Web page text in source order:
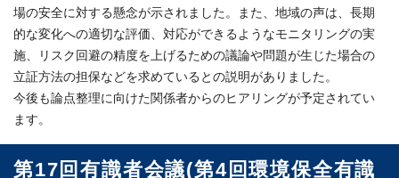
場の安全に対する懸念が示されました。また、地域の声は、長期
的な変化への適切な評価、対応ができるようなモニタリングの実
施、リスク回避の精度を上げるための議論や問題が生じた場合の
立証方法の担保などを求めているとの説明がありました。
今後も論点整理に向けた関係者からのヒアリングが予定されてい
ます。
第17回有識者会議(第4回環境保全有識